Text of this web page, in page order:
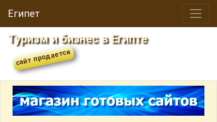
Египет
Туризм и бизнес в Египте